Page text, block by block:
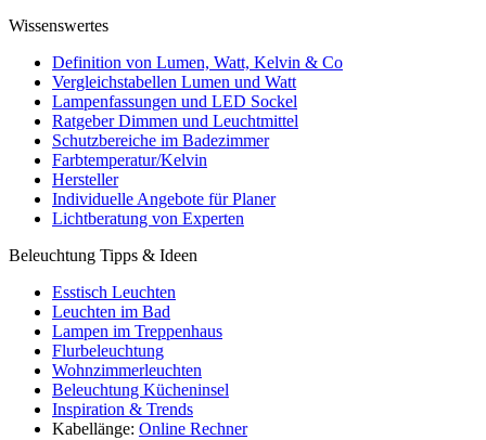
Wissenswertes
Definition von Lumen, Watt, Kelvin & Co
Vergleichstabellen Lumen und Watt
Lampenfassungen und LED Sockel
Ratgeber Dimmen und Leuchtmittel
Schutzbereiche im Badezimmer
Farbtemperatur/Kelvin
Hersteller
Individuelle Angebote für Planer
Lichtberatung von Experten
Beleuchtung Tipps & Ideen
Esstisch Leuchten
Leuchten im Bad
Lampen im Treppenhaus
Flurbeleuchtung
Wohnzimmerleuchten
Beleuchtung Kücheninsel
Inspiration & Trends
Kabellänge: Online Rechner